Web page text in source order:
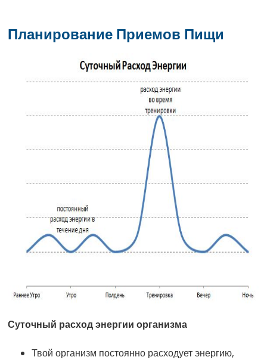
Планирование Приемов Пищи
Суточный расход энергии организма
Твой организм постоянно расходует энергию,